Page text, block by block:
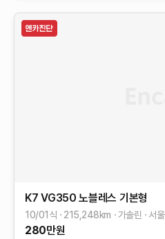
K7 VG350 노블레스 기본형
10/01식 215,248km 가솔린 서울
280만원